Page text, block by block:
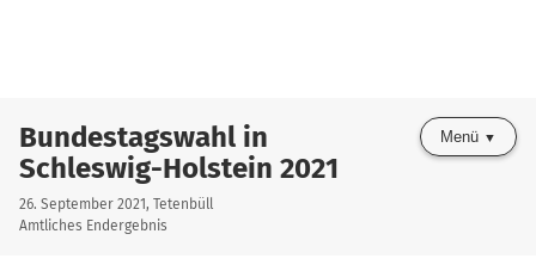
Bundestagswahl in
Schleswig-Holstein 2021
26. September 2021, Tetenbüll
Amtliches Endergebnis
Menü